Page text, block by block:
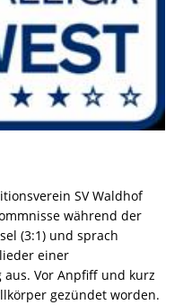
SV Waldhof
während der
(3:1) und sprach
einer
Vor Anpfiff und kurz
gezündet worden.